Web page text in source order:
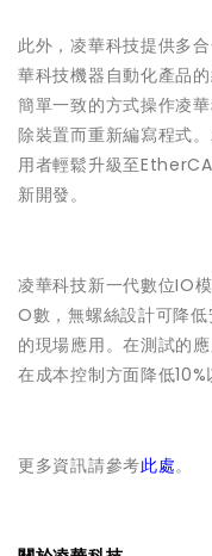
此外，凌華科技提供多
華科技機器自動化產品
簡單一致的方式操作凌
除裝置而重新編寫程式
用者輕鬆升級至
新開發。
凌華科技新一代數位IO
O數，無螺絲設計可降
的現場應用。在測試的
在成本控制方面降低
更多資訊請參考此處。